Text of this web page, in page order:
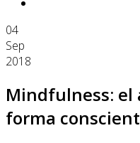
04
Sep
2018
Mindfulness: el
forma